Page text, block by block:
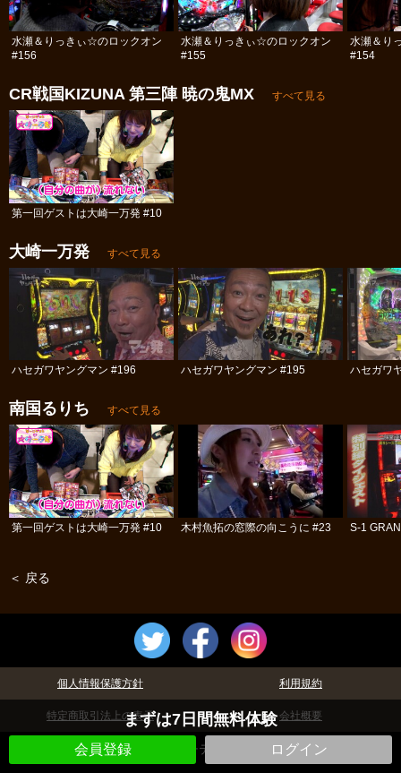
まずは7日間無料体験
会員登録 ログイン
水瀬＆りっきぃ☆のロックオン
#156
水瀬＆りっきぃ☆のロックオン
#155
水瀬＆り
#154
CR戦国KIZUNA 第三陣 暁の鬼MX すべて見る
第一回ゲストは大崎一万発 #10
大崎一万発 すべて見る
ハセガワヤングマン #196 ハセガワヤングマン #195 ハセガワ
南国るりち すべて見る
第一回ゲストは大崎一万発 #10 木村魚拓の窓際の向こうに #23 S-1
＜ 戻る
個人情報保護方針 利用規約
特定商取引法上の表示 会社概要
©パチテレ！